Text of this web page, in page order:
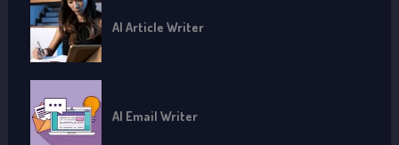
AI Article Writer
AI Email Writer